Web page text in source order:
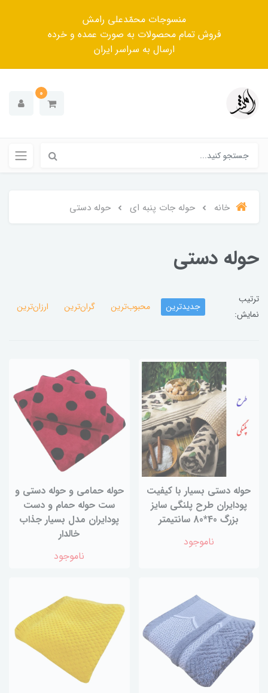
منسوجات محمّدعلی رامش
فروش تمام محصولات به صورت عمده و خرده
ارسال به سراسر ایران
0
خانه حوله جات پنبه ای حوله دستی
حوله دستی
ترتیب
نمایش:
جدیدترین محبوب‌ترین گران‌ترین ارزان‌ترین
حوله دستی بسیار با کیفیت
پودایران طرح پلنگی سایز
بزرگ 40*80 سانتیمتر
ناموجود
حوله حمامی و حوله دستی و
ست حوله حمام و دست
پودایران مدل بسیار جذاب
خالدار
ناموجود